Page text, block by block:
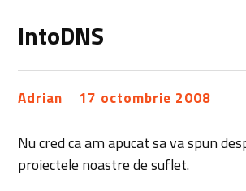
IntoDNS
Adrian 17 octombrie 2008
Nu cred ca am apucat sa va spun
proiectele noastre de suflet.